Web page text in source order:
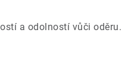
a odolností vůči oděru.